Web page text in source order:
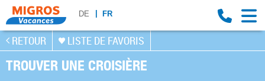
DE FR
RETOUR LISTE DE FAVORIS
TROUVER UNE CROISIÈRE